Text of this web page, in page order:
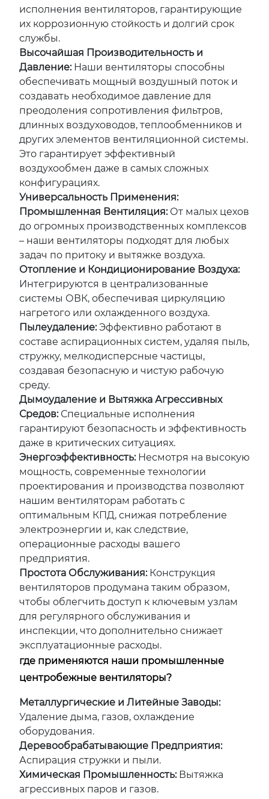
исполнения вентиляторов, гарантирующие
их коррозионную стойкость и долгий срок
службы.
Высочайшая Производительность и
Давление:Наши вентиляторы способны
обеспечивать мощный воздушный поток и
создавать необходимое давление для
преодоления сопротивления фильтров,
длинных воздуховодов, теплообменников и
других элементов вентиляционной системы.
Это гарантирует эффективный
воздухообмен даже в самых сложных
конфигурациях.
Универсальность Применения:
Промышленная Вентиляция:От малых цехов
до огромных производственных комплексов
– наши вентиляторы подходят для любых
задач по притоку и вытяжке воздуха.
Отопление и Кондиционирование Воздуха:
Интегрируются в централизованные
системы ОВК, обеспечивая циркуляцию
нагретого или охлажденного воздуха.
Пылеудаление:Эффективно работают в
составе аспирационных систем, удаляя пыль,
стружку, мелкодисперсные частицы,
создавая безопасную и чистую рабочую
среду.
Дымоудаление и Вытяжка Агрессивных
Средов:Специальные исполнения
гарантируют безопасность и эффективность
даже в критических ситуациях.
Энергоэффективность:Несмотря на высокую
мощность, современные технологии
проектирования и производства позволяют
нашим вентиляторам работать с
оптимальным КПД, снижая потребление
электроэнергии и, как следствие,
операционные расходы вашего
предприятия.
Простота Обслуживания:Конструкция
вентиляторов продумана таким образом,
чтобы облегчить доступ к ключевым узлам
для регулярного обслуживания и
инспекции, что дополнительно снижает
эксплуатационные расходы.
где применяются наши промышленные
центробежные вентиляторы?
Металлургические и Литейные Заводы:
Удаление дыма, газов, охлаждение
оборудования.
Деревообрабатывающие Предприятия:
Аспирация стружки и пыли.
Химическая Промышленность:Вытяжка
агрессивных паров и газов.